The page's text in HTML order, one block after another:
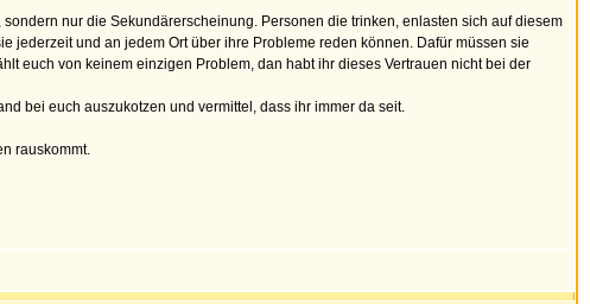
nur die Sekundärerscheinung. Personen die trinken, enlasten sich auf diesem
jederzeit und an jedem Ort über ihre Probleme reden können. Dafür müssen sie
euch von keinem einzigen Problem, dan habt ihr dieses Vertrauen nicht bei der
bei euch auszukotzen und vermittel, dass ihr immer da seit.
rauskommt.